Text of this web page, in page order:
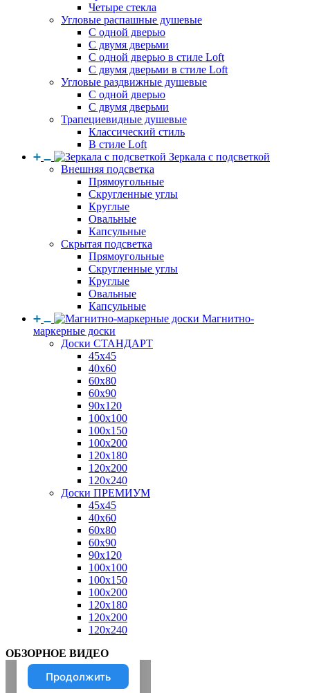
Четыре стекла
Угловые распашные душевые
С одной дверью
С двумя дверьми
С одной дверью в стиле Loft
С двумя дверьми в стиле Loft
Угловые раздвижные душевые
С одной дверью
С двумя дверьми
Трапециевидные душевые
Классический стиль
В стиле Loft
Зеркала с подсветкой
Внешняя подсветка
Прямоугольные
Скругленные углы
Круглые
Овальные
Капсульные
Скрытая подсветка
Прямоугольные
Скругленные углы
Круглые
Овальные
Капсульные
Магнитно-
маркерные доски
Доски СТАНДАРТ
45x45
40x60
60x80
60x90
90x120
100x100
100x150
100x200
120x180
120x200
120x240
Доски ПРЕМИУМ
45x45
40x60
60x80
60x90
90x120
100x100
100x150
100x200
120x180
120x200
120x240
ОБЗОРНОЕ ВИДЕО